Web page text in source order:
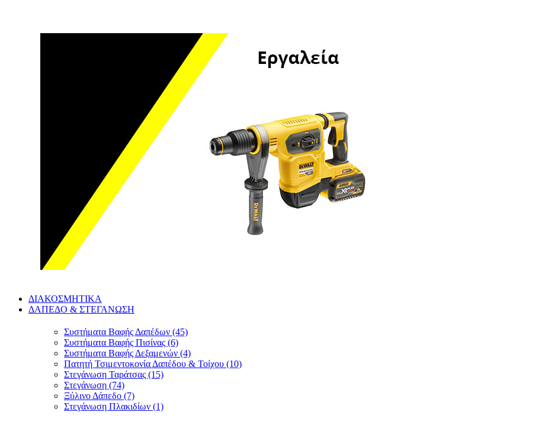
ΔΙΑΚΟΣΜΗΤΙΚΑ
ΔΑΠΕΔΟ & ΣΤΕΓΑΝΩΣΗ
Συστήματα Βαφής Δαπέδων (45)
Συστήματα Βαφής Πισίνας (6)
Συστήματα Βαφής Δεξαμενών (4)
Πατητή Τσιμεντοκονία Δαπέδου & Τοίχου (10)
Στεγάνωση Ταράτσας (15)
Στεγάνωση (74)
Ξύλινο Δάπεδο (7)
Στεγάνωση Πλακιδίων (1)